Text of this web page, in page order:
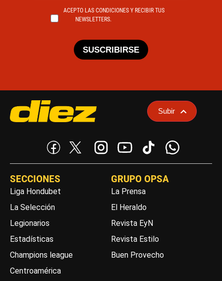
ACEPTO LAS CONDICIONES Y RECIBIR TUS
NEWSLETTERS.
SUSCRIBIRSE
Subir
SECCIONES
Liga Hondubet
La Selección
Legionarios
Estadísticas
Champions league
Centroamérica
GRUPO OPSA
La Prensa
El Heraldo
Revista EyN
Revista Estilo
Buen Provecho